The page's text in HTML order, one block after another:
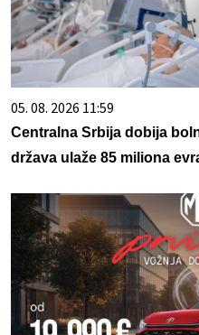
05. 08. 2026 11:59
Centralna Srbija dobija
država ulaže 85 miliona